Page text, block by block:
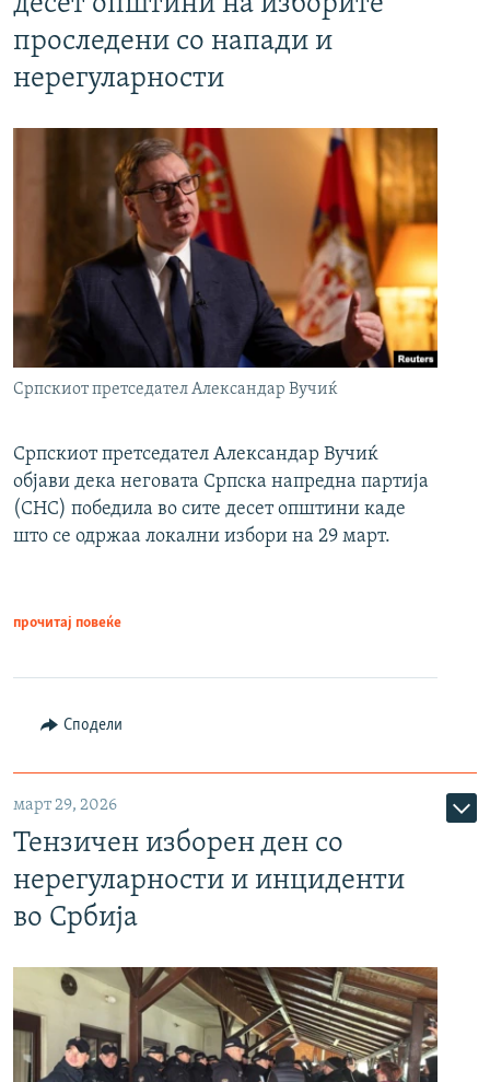
проследени со напади и
нерегуларности
Српскиот претседател Александар Вучиќ
Српскиот претседател Александар Вучиќ
објави дека неговата Српска напредна партија
(СНС) победила во сите десет општини каде
што се одржаа локални избори на 29 март.
прочитај повеќе
Сподели
март 29, 2026
Тензичен изборен ден со
нерегуларности и инциденти
во Србија